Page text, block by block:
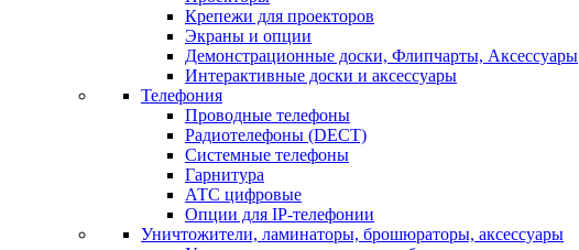
Крепежи для проекторов
Экраны и опции
Демонстрационные доски, Флипчарты, Аксессуары
Интерактивные доски и аксессуары
Телефония
Проводные телефоны
Радиотелефоны (DECT)
Системные телефоны
Гарнитура
АТС цифровые
Опции для IP-телефонии
Уничтожители, ламинаторы, брошюраторы, аксессуары